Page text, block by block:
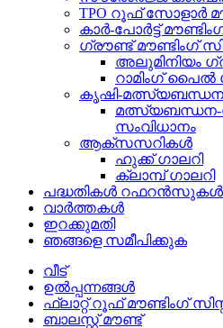
TPO റൂഫ് സോളാർ
കാർ-പോർട്ട്
ഗ്രൗണ്ട് മൗണ്ടിംഗ്
അലുമിനിയം
റാമിംഗ്
കൃഷി-മത്സ്യബന്ധന
സംവിധാനം
ആക്‌സസറികൾ
ഹുക്ക് ഗാലറി
ക്ലാമ്പ് ഗാലറി
പദ്ധതികൾ റഫറൻസുകൾ
വാർത്തകൾ
ഇറക്കുമതി
ഞങ്ങളെ സമീപിക്കുക
വീട്
ഉൽപ്പന്നങ്ങൾ
ഫ്ലാറ്റ് റൂഫ് മൗണ്ടിംഗ്
ബാലസ്റ്റ് മൗണ്ട്